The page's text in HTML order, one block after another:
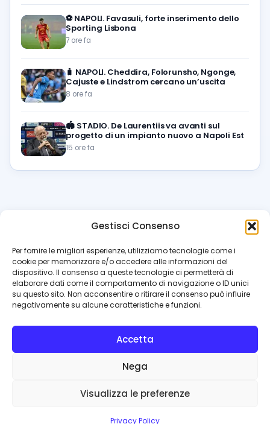
Gestisci Consenso
Per fornire le migliori esperienze, utilizziamo tecnologie come i
cookie per memorizzare e/o accedere alle informazioni del
dispositivo. Il consenso a queste tecnologie ci permetterà di
elaborare dati come il comportamento di navigazione o ID unici
su questo sito. Non acconsentire o ritirare il consenso può influire
negativamente su alcune caratteristiche e funzioni.
Accetta
Nega
Visualizza le preferenze
Privacy Policy
⚽️ NAPOLI. Favasuli, forte inserimento dello
Sporting Lisbona
7 ore fa
🧳 NAPOLI. Cheddira, Folorunsho, Ngonge,
Cajuste e Lindstrom cercano un’uscita
8 ore fa
🏟️ STADIO. De Laurentiis va avanti sul
progetto di un impianto nuovo a Napoli Est
15 ore fa
azzurrissimo.it
Il blog di riferimento per i tifosi del Napoli. News, interviste,
pagelle e calciomercato. Testata giornalistica registrata
al Tribunale di Napoli (n. 48 dell’08/10/2012). Direttore Luca
Perillo
INFO
Contattaci